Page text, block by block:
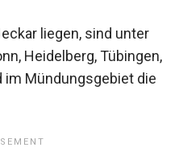
liegen, sind unter
Heidelberg, Tübingen,
im Mündungsgebiet die